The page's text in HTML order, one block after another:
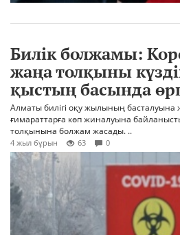
Билік болжамы:
жаңа толқыны
қыстың басында
Алматы билігі оқу жылының басталуына
ғимараттарға көп жиналуына
толқынына болжам жасады. ..
4 жыл бұрын 63 0